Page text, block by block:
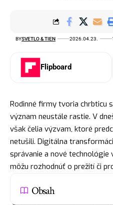
BYSVETLO & TIEN 2026.04.23.
Flipboard
Rodinné firmy tvoria chrbticu
význam neustále rastie. V
však čelia výzvam, ktoré
netušili. Digitálna
správanie a nové
môžu rozhodnúť o prežití či
Obsah